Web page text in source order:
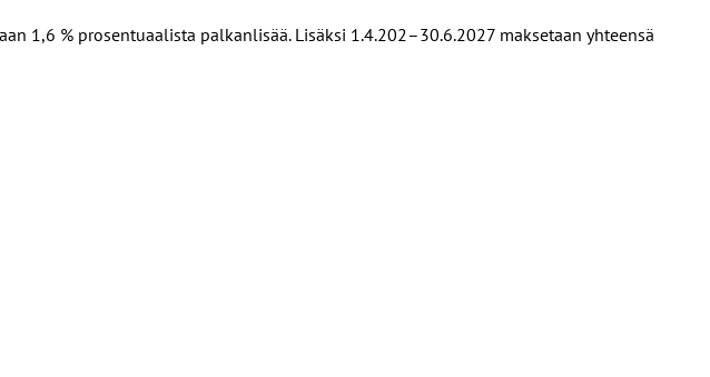
1,6 % prosentuaalista palkanlisää. Lisäksi 1.4.202–30.6.2027 maksetaan yhteensä